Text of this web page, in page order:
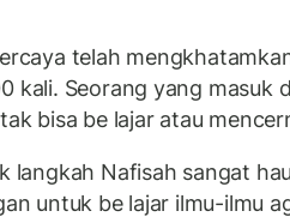
telah
kali. Seorang yang masuk
bisa be lajar atau
langkah Nafisah sangat
untuk be lajar ilmu-ilmu